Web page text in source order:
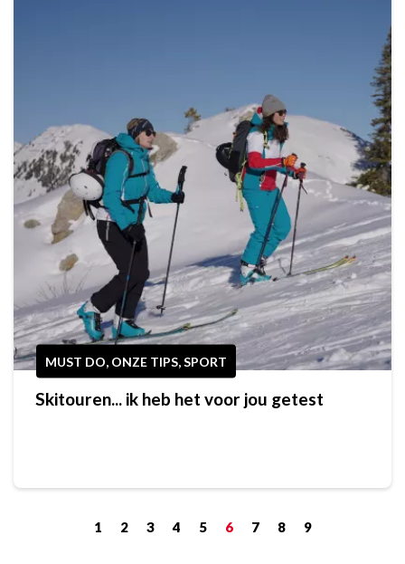
MUST DO, ONZE TIPS, SPORT
Skitouren... ik heb het voor jou getest
1 2 3 4 5 6 7 8 9